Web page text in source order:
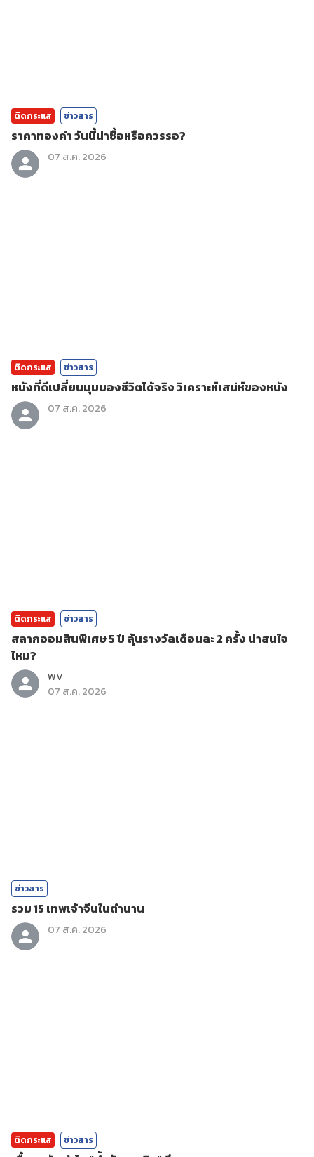
ติดกระแส ข่าวสาร
ราคาทองคํา วันนี้น่าซื้อหรือควรรอ?
07 ส.ค. 2026
ติดกระแส ข่าวสาร
หนังที่ดีเปลี่ยนมุมมองชีวิตได้จริง วิเคราะห์เสน่ห์ของหนัง
07 ส.ค. 2026
ติดกระแส ข่าวสาร
สลากออมสินพิเศษ 5 ปี ลุ้นรางวัลเดือนละ 2 ครั้ง น่าสนใจ
ไหม?
WV
07 ส.ค. 2026
ข่าวสาร
รวม 15 เทพเจ้าจีนในตำนาน
07 ส.ค. 2026
ติดกระแส ข่าวสาร